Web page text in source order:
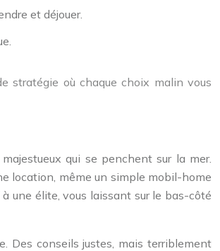
et déjouer.
stratégie où chaque choix malin vous
qui se penchent sur la mer.
location, même un simple mobil-home
une élite, vous laissant sur le bas-côté
Des conseils justes, mais terriblement